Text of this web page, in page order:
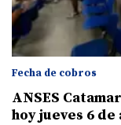
Fecha de cobros
ANSES
hoy jueves 6 de